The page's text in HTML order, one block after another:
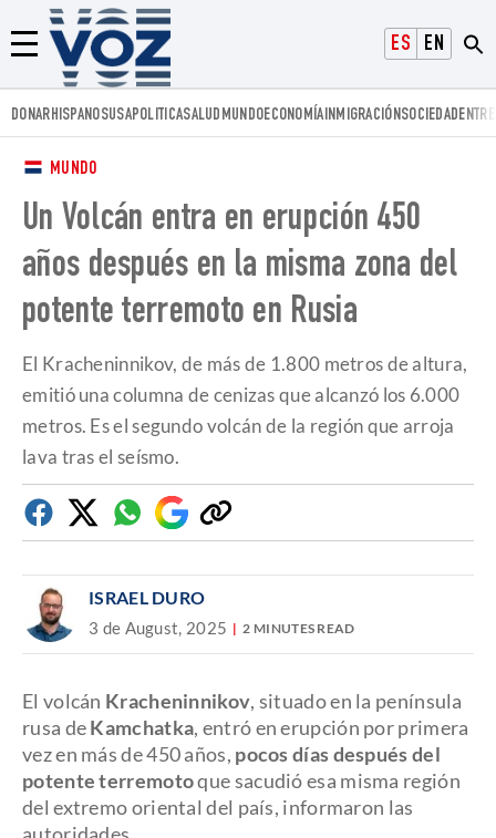
ESPAÑOLENGLISH
Menú
Voz.us
DONARHISPANOSUSAPOLITICASALUD MUNDOECONOMÍAINMIGRACIÓNSOCIEDAD
MUNDO
Un Volcán entra en erupción 450
años después en la misma zona del
potente terremoto en Rusia
El Kracheninnikov, de más de 1.800 metros de altura,
emitió una columna de cenizas que alcanzó los 6.000
metros. Es el segundo volcán de la región que arroja
lava tras el seísmo.
FacebookTwitterWhatsapp
Google
Discover
Copiar
enlace
ISRAEL DURO
3 de August, 2025 2 MINUTES READ
El volcán Kracheninnikov, situado en la península
rusa deKamchatka, entró en erupción por primera
vez en más de 450 años, pocos días después del
potente terremotoque sacudió esa misma región
del extremo oriental del país, informaron las